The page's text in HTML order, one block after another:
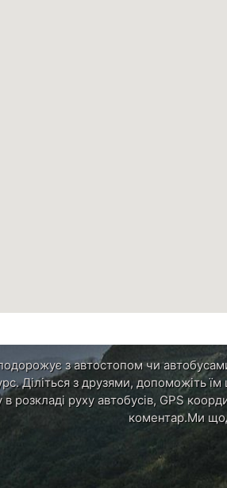
з автостопом чи
Діліться з друзями, допоможіть
розкладі руху автобусів, GPS
коментар.Ми